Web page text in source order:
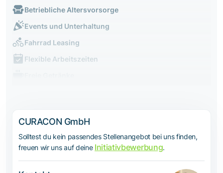
Betriebliche Altersvorsorge
Events und Unterhaltung
Fahrrad Leasing
Flexible Arbeitszeiten
CURACON GmbH
Solltest du kein passendes Stellenangebot bei uns finden,
freuen wir uns auf deine Initiativbewerbung.